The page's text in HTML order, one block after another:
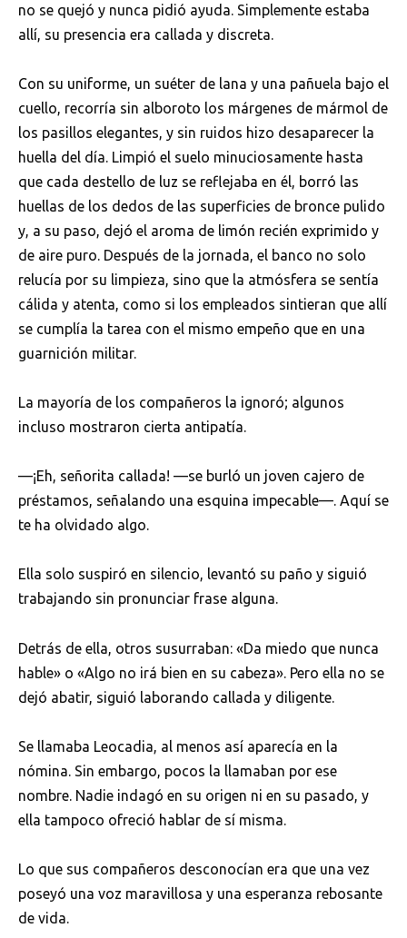
no se quejó y nunca pidió ayuda. Simplemente estaba
allí, su presencia era callada y discreta.
Con su uniforme, un suéter de lana y una pañuela bajo el
cuello, recorría sin alboroto los márgenes de mármol de
los pasillos elegantes, y sin ruidos hizo desaparecer la
huella del día. Limpió el suelo minuciosamente hasta
que cada destello de luz se reflejaba en él, borró las
huellas de los dedos de las superficies de bronce pulido
y, a su paso, dejó el aroma de limón recién exprimido y
de aire puro. Después de la jornada, el banco no solo
relucía por su limpieza, sino que la atmósfera se sentía
cálida y atenta, como si los empleados sintieran que allí
se cumplía la tarea con el mismo empeño que en una
guarnición militar.
La mayoría de los compañeros la ignoró; algunos
incluso mostraron cierta antipatía.
—¡Eh, señorita callada! —se burló un joven cajero de
préstamos, señalando una esquina impecable—. Aquí se
te ha olvidado algo.
Ella solo suspiró en silencio, levantó su paño y siguió
trabajando sin pronunciar frase alguna.
Detrás de ella, otros susurraban: «Da miedo que nunca
hable» o «Algo no irá bien en su cabeza». Pero ella no se
dejó abatir, siguió laborando callada y diligente.
Se llamaba Leocadia, al menos así aparecía en la
nómina. Sin embargo, pocos la llamaban por ese
nombre. Nadie indagó en su origen ni en su pasado, y
ella tampoco ofreció hablar de sí misma.
Lo que sus compañeros desconocían era que una vez
poseyó una voz maravillosa y una esperanza rebosante
de vida.